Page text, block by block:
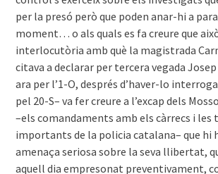
per la presó però que poden anar-hi a
moment… o als quals es fa creure que
interlocutòria amb què la magistrada
citava a declarar per tercera vegada
ara per l’1-O, després d’haver-lo
pel 20-S– va fer creure a l’excap dels
–els comandaments amb els càrrecs i les
importants de la policia catalana– que hi
amenaça seriosa sobre la seva llibertat,
aquell dia empresonat preventivament,